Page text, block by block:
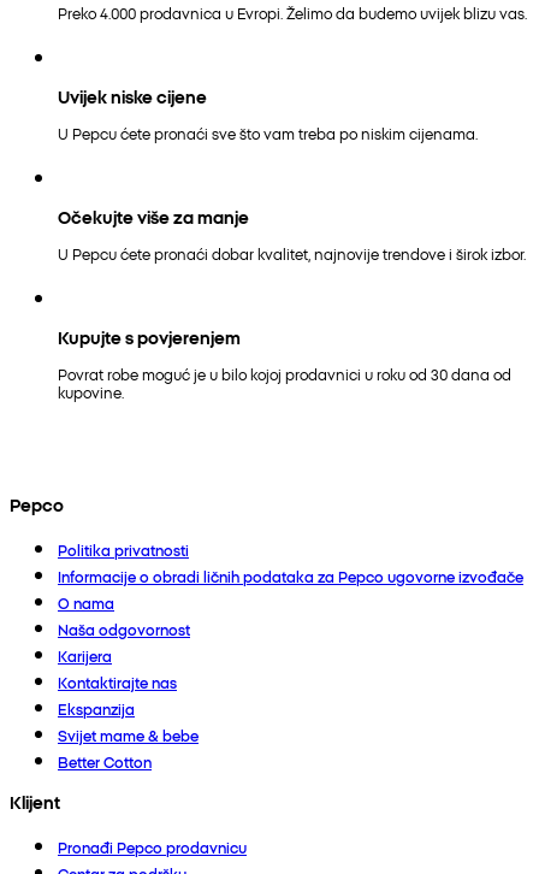
Preko 4.000 prodavnica u Evropi. Želimo da budemo uvijek blizu vas.
Uvijek niske cijene
U Pepcu ćete pronaći sve što vam treba po niskim cijenama.
Očekujte više za manje
U Pepcu ćete pronaći dobar kvalitet, najnovije trendove i širok izbor.
Kupujte s povjerenjem
Povrat robe moguć je u bilo kojoj prodavnici u roku od 30 dana od
kupovine.
Pepco
Politika privatnosti
Informacije o obradi ličnih podataka za Pepco ugovorne izvođače
O nama
Naša odgovornost
Karijera
Kontaktirajte nas
Ekspanzija
Svijet mame & bebe
Better Cotton
Klijent
Pronađi Pepco prodavnicu